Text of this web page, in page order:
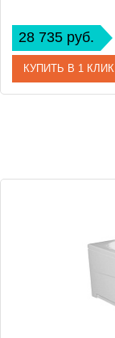
28 735 руб.
КУПИТЬ В 1 КЛИК
Производитель